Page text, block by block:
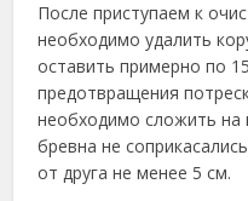
После приступаем к
необходимо удалить
оставить примерно по
предотвращения
необходимо сложить
бревна не
от друга не менее 5 см.